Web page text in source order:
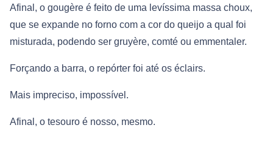
Afinal, o gougère é feito de uma levíssima massa choux,
que se expande no forno com a cor do queijo a qual foi
misturada, podendo ser gruyère, comté ou emmentaler.
Forçando a barra, o repórter foi até os éclairs.
Mais impreciso, impossível.
Afinal, o tesouro é nosso, mesmo.